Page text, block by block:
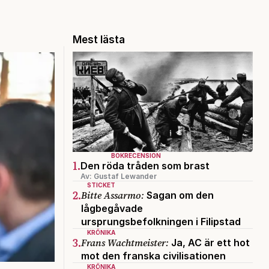
Mest lästa
BOKRECENSION
1.Den röda tråden som brast
Av: Gustaf Lewander
STICKET
2.Bitte Assarmo: Sagan om den
lågbegåvade
ursprungsbefolkningen i Filipstad
KRÖNIKA
3.Frans Wachtmeister: Ja, AC är ett hot
mot den franska civilisationen
KRÖNIKA